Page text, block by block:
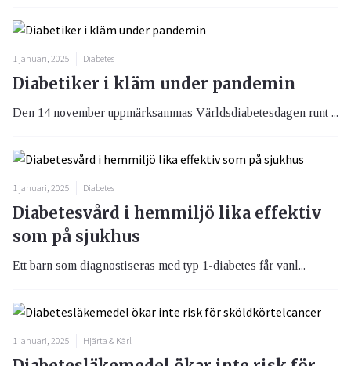
1 januari, 2025 Diabetes
Diabetiker i kläm under pandemin
Den 14 november uppmärksammas Världsdiabetesdagen runt ...
1 januari, 2025 Diabetes
Diabetesvård i hemmiljö lika effektiv
som på sjukhus
Ett barn som diagnostiseras med typ 1-diabetes får vanl...
1 januari, 2025 Hjärta & Kärl